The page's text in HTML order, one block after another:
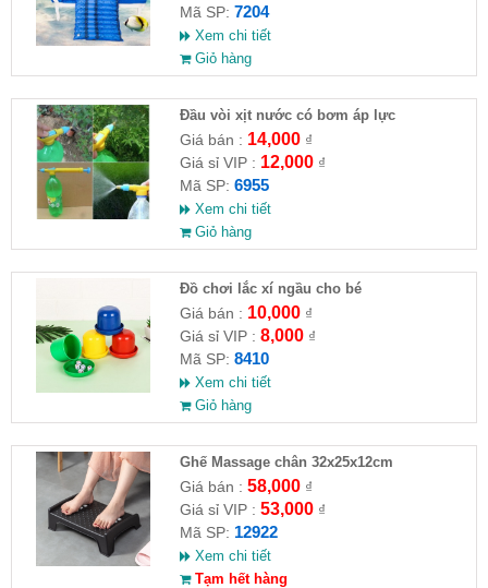
Mã SP: 7204
Xem chi tiết
Giỏ hàng
Đầu vòi xịt nước có bơm áp lực
Giá bán : 14,000₫
Giá sỉ VIP : 12,000₫
Mã SP: 6955
Xem chi tiết
Giỏ hàng
Đồ chơi lắc xí ngầu cho bé
Giá bán : 10,000₫
Giá sỉ VIP : 8,000₫
Mã SP: 8410
Xem chi tiết
Giỏ hàng
Ghế Massage chân 32x25x12cm
Giá bán : 58,000₫
Giá sỉ VIP : 53,000₫
Mã SP: 12922
Xem chi tiết
Tạm hết hàng